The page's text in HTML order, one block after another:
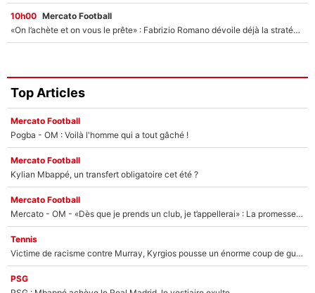
10h00 Mercato Football
«On l’achète et on vous le prête» : Fabrizio Romano dévoile déjà la stratégie du PSG avec le transfert de Zion Suzuki !
Top Articles
Mercato Football
Pogba - OM : Voilà l'homme qui a tout gâché !
Mercato Football
Kylian Mbappé, un transfert obligatoire cet été ?
Mercato Football
Mercato - OM - «Dès que je prends un club, je t’appellerai» : La promesse de Marcelino au moment de claquer la porte
Tennis
Victime de racisme contre Murray, Kyrgios pousse un énorme coup de gueule !
PSG